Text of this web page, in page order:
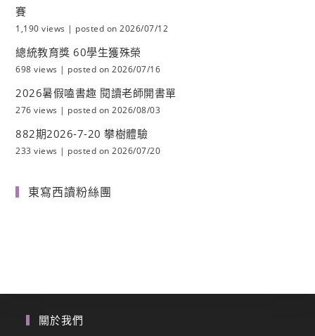
賽
1,190 views | posted on 2026/07/12
總統教育獎 60學生獲殊榮
698 views | posted on 2026/07/16
2026暑假嗑書趣 閱讀老師開書單
276 views | posted on 2026/08/03
882期2026-7-20 攀樹體驗
233 views | posted on 2026/07/20
東寫西讀粉絲團
關於我們